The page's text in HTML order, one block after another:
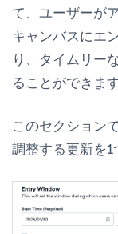
て、ユーザーが
キャンバスにエ
り、タイムリー
ることができます
このセクションで
調整する更新を1